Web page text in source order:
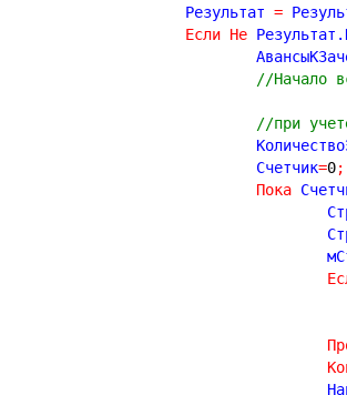
		Результат
=
Если Не
//Начало
//при
			Счетчик
=0;
Пока